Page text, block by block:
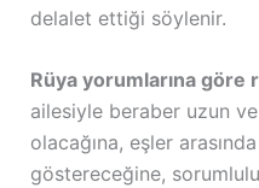
delalet ettiği söylenir.
Rüya yorumlarına göre
ailesiyle beraber uzun
olacağına, eşler
göstereceğine,